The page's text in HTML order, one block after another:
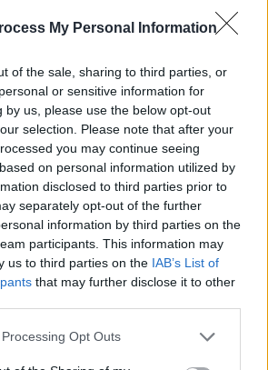
My Personal Information
of the sale, sharing to third parties, or
or sensitive information for
by us, please use the below opt-out
selection. Please note that after your
you may continue seeing
on personal information utilized by
disclosed to third parties prior to
separately opt-out of the further
information by third parties on the
participants. This information may
us to third parties on the IAB’s List of
that may further disclose it to other
Opt Outs
meg, kik biztosítanák a
Erdélyben.
a Duna
ha az elmúlt
heves esőzések
az elmúlt hetekben heves